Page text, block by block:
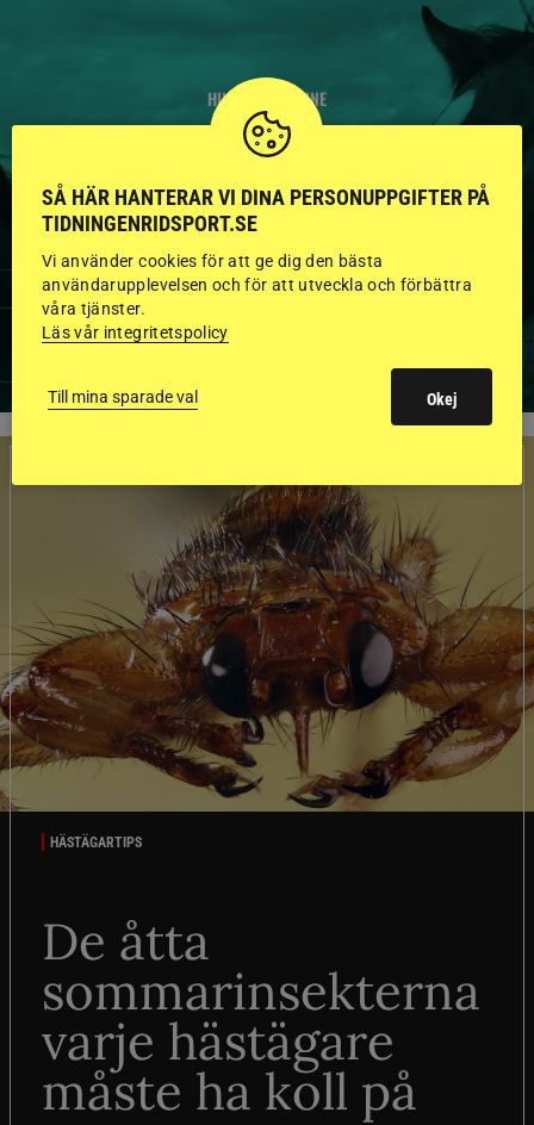
HINGSTAR ONLINE
GODKÄNDA HINGSTAR I
FLERA KATEGORIER MED
BILDER OCH FAKTA
VISA ALLA HINGSTAR
HÄSTÄGARTIPS
De åtta
sommarinsekterna
varje hästägare
måste ha koll på
SÅ HÄR HANTERAR VI DINA PERSONUPPGIFTER PÅ
TIDNINGENRIDSPORT.SE
Vi använder cookies för att ge dig den bästa
användarupplevelsen och för att utveckla och förbättra
våra tjänster.
Läs vår integritetspolicy
Till mina sparade val Okej